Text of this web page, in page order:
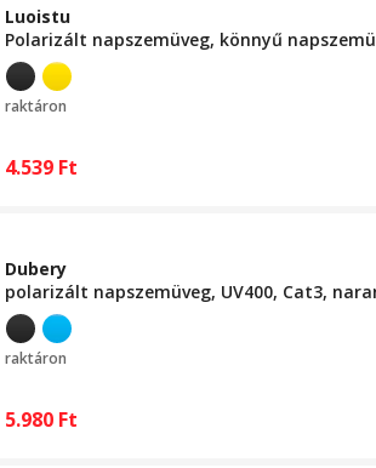
Luoistu
Polarizált napszemüveg, könnyű
raktáron
4.539 Ft
Dubery
polarizált napszemüveg, UV400, Cat3,
raktáron
5.980 Ft